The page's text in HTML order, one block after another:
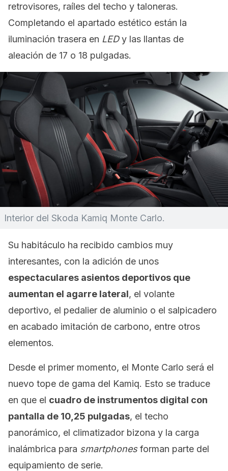
retrovisores, raíles del techo y taloneras.
Completando el apartado estético están la
iluminación trasera en LEDy las llantas de
aleación de 17 o 18 pulgadas.
Interior del Skoda Kamiq Monte Carlo.
Su habitáculo ha recibido cambios muy
interesantes, con la adición de unos
espectaculares asientos deportivos que
aumentan el agarre lateral, el volante
deportivo, el pedalier de aluminio o el salpicadero
en acabado imitación de carbono, entre otros
elementos.
Desde el primer momento, el Monte Carlo será el
nuevo tope de gama del Kamiq. Esto se traduce
en que el cuadro de instrumentos digital con
pantalla de 10,25 pulgadas, el techo
panorámico, el climatizador bizona y la carga
inalámbrica para smartphonesforman parte del
equipamiento de serie.